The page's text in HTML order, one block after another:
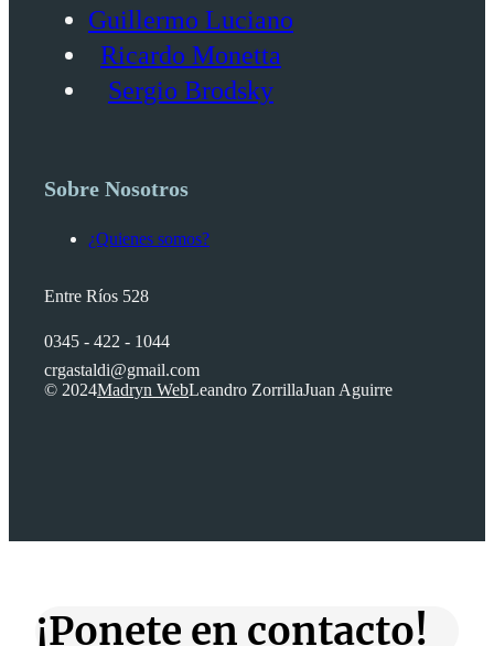
Guillermo Luciano
Ricardo Monetta
Sergio Brodsky
Sobre Nosotros
¿Quienes somos?
Entre Ríos 528
0345 - 422 - 1044
crgastaldi@gmail.com
© 2024Madryn WebLeandro ZorrillaJuan Aguirre
¡Ponete en contacto!